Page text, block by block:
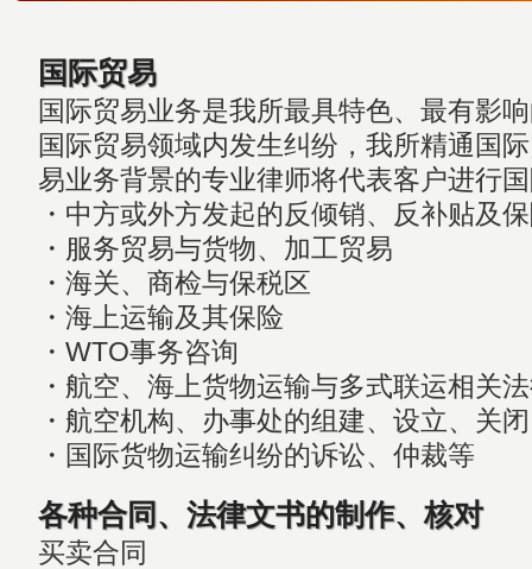
国际贸易
国际贸易业务是我所最具特色、最有影
国际贸易领域内发生纠纷，我所精通国
易业务背景的专业律师将代表客户进行
・中方或外方发起的反倾销、反补贴及
・服务贸易与货物、加工贸易
・海关、商检与保税区
・海上运输及其保险
・WTO事务咨询
・航空、海上货物运输与多式联运相关
・航空机构、办事处的组建、设立、关闭
・国际货物运输纠纷的诉讼、仲裁等
各种合同、法律文书的制作、核对
买卖合同